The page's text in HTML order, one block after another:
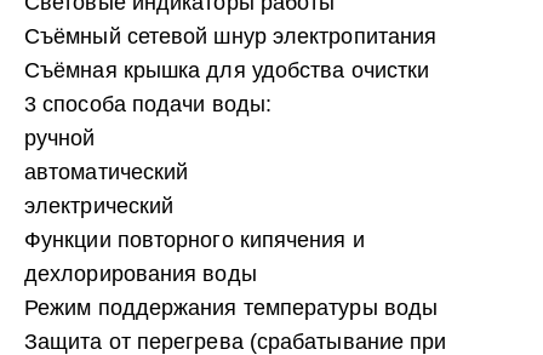
Съёмный сетевой шнур электропитания
Съёмная крышка для удобства очистки
3 способа подачи воды:
ручной
автоматический
электрический
Функции повторного кипячения и
дехлорирования воды
Режим поддержания температуры воды
Защита от перегрева (срабатывание при